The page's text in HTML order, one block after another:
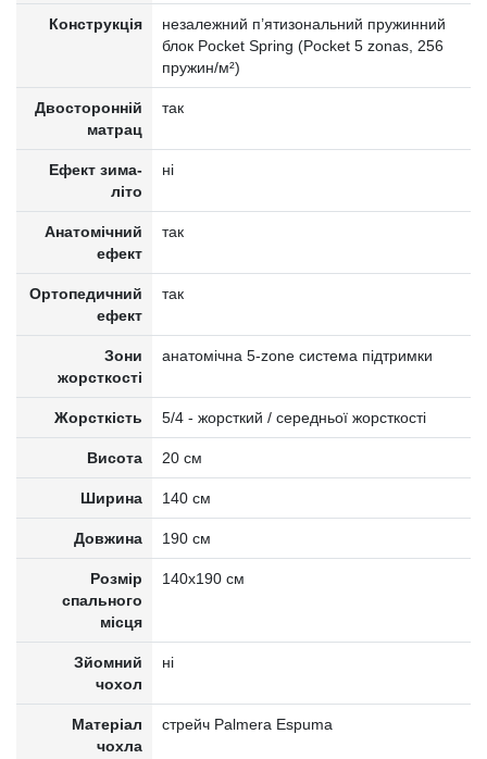
Конструкція
незалежний п’ятизональний пружинний
блок Pocket Spring (Pocket 5 zonas, 256
пружин/м²)
Двосторонній
матрац
так
Ефект зима-
літо
ні
Анатомічний
ефект
так
Ортопедичний
ефект
так
Зони
жорсткості
анатомічна 5-zone система підтримки
Жорсткість 5/4 - жорсткий / середньої жорсткості
Висота 20 см
Ширина 140 см
Довжина 190 см
Розмір
спального
місця
140x190 см
Зйомний
чохол
ні
Матеріал
чохла
стрейч Palmera Espuma